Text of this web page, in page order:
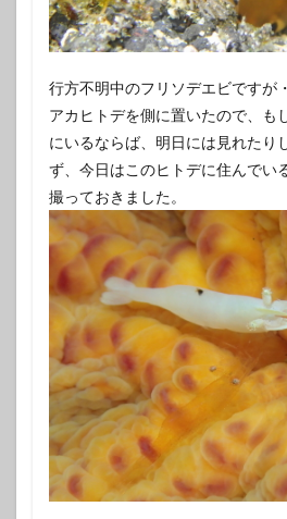
行方不明中のフリソデエビですが
アカヒトデを側に置いたので、も
にいるならば、明日には見れたり
ず、今日はこのヒトデに住んでい
撮っておきました。